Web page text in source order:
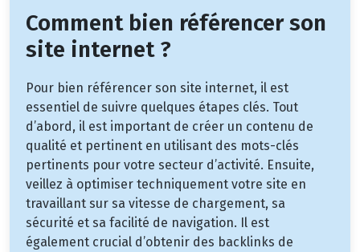
Comment bien référencer son
site internet ?
Pour bien référencer son site internet, il est
essentiel de suivre quelques étapes clés. Tout
d’abord, il est important de créer un contenu de
qualité et pertinent en utilisant des mots-clés
pertinents pour votre secteur d’activité. Ensuite,
veillez à optimiser techniquement votre site en
travaillant sur sa vitesse de chargement, sa
sécurité et sa facilité de navigation. Il est
également crucial d’obtenir des backlinks de